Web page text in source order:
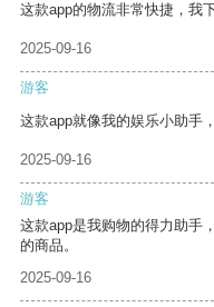
这款app的物流非常快捷，我
2025-09-16
游客
这款app就像我的娱乐小助手
2025-09-16
游客
这款app是我购物的得力助手
的商品。
2025-09-16